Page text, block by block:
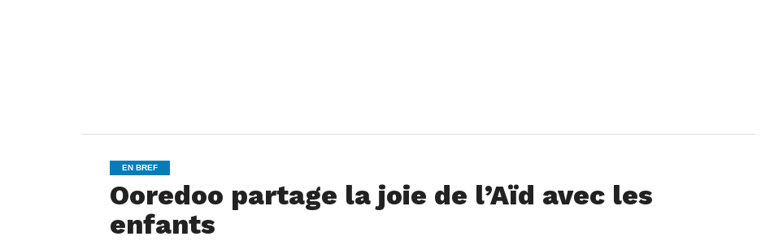
EN BREF
Ooredoo partage la joie de l’Aïd avec les
enfants